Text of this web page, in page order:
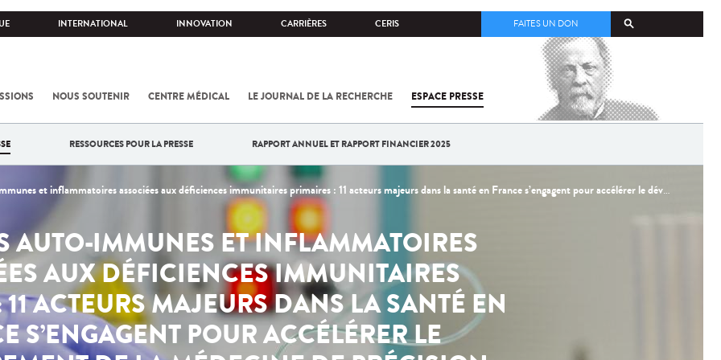
INTERNATIONAL INNOVATION CARRIÈRES CERIS FAITES UN DON
NOUS SOUTENIR CENTRE MÉDICAL LE JOURNAL DE LA RECHERCHE ESPACE PRESSE
COV-2 /
L'INSTITUT
PASTEUR
RESSOURCES POUR LA PRESSE RAPPORT ANNUEL ET RAPPORT FINANCIER 2025
et inflammatoires associées aux déficiences immunitaires primaires : 11 acteurs majeurs dans la santé en France s’engagent pour accélérer le développement de la médecine de précision
AUTO-IMMUNES ET INFLAMMATOIRES
AUX DÉFICIENCES IMMUNITAIRES
ACTEURS MAJEURS DANS LA SANTÉ EN
S’ENGAGENT POUR ACCÉLÉRER LE